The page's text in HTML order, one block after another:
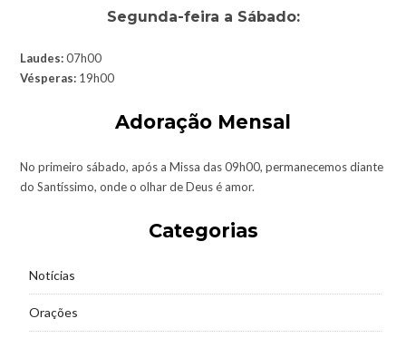
Segunda-feira a Sábado:
Laudes:07h00
Vésperas: 19h00
Adoração Mensal
No primeiro sábado, após a Missa das 09h00, permanecemos diante
do Santíssimo, onde o olhar de Deus é amor.
Categorias
Notícias
Orações